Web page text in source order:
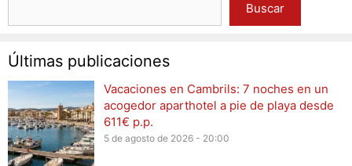
Buscar
Últimas publicaciones
Vacaciones en Cambrils: 7 noches en un
acogedor aparthotel a pie de playa desde
611€ p.p.
5 de agosto de 2026 - 20:00